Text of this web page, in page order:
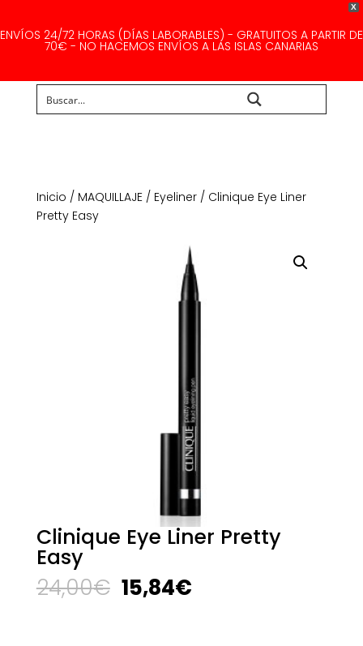
X
ENVÍOS 24/72 HORAS (DÍAS LABORABLES) - GRATUITOS A PARTIR DE
70€ - NO HACEMOS ENVÍOS A LAS ISLAS CANARIAS
Inicio / MAQUILLAJE/ Eyeliner/ Clinique Eye Liner
Pretty Easy
Clinique Eye Liner Pretty
Easy
24,00€ El
precio
15,84€El